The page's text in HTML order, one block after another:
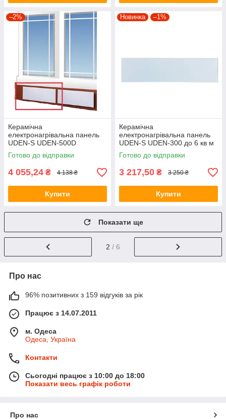
–2%
Керамічна
електронагрівальна панель
UDEN-S UDEN-500D
"універсал"
Готово до відправки
4 055,24 ₴ 4 138 ₴
Купити
Новинка –1%
Керамічна
електронагрівальна панель
UDEN-S UDEN-300 до 6 кв м
Готово до відправки
3 217,50 ₴ 3 250 ₴
Купити
Показати ще
2 / 6
Про нас
96% позитивних з 159 відгуків за рік
Працює з 14.07.2011
м. Одеса
Одеса, Україна
Контакти
Сьогодні працює з 10:00 до 18:00
Показати весь графік роботи
Про нас